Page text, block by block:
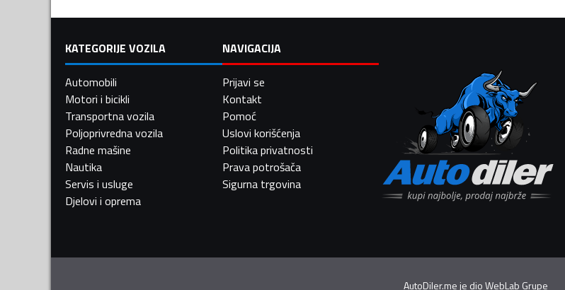
KATEGORIJE VOZILA
Automobili
Motori i bicikli
Transportna vozila
Poljoprivredna vozila
Radne mašine
Nautika
Servis i usluge
Djelovi i oprema
NAVIGACIJA
Prijavi se
Kontakt
Pomoć
Uslovi korišćenja
Politika privatnosti
Prava potrošača
Sigurna trgovina
AutoDiler.me je dioWebLab Grupe